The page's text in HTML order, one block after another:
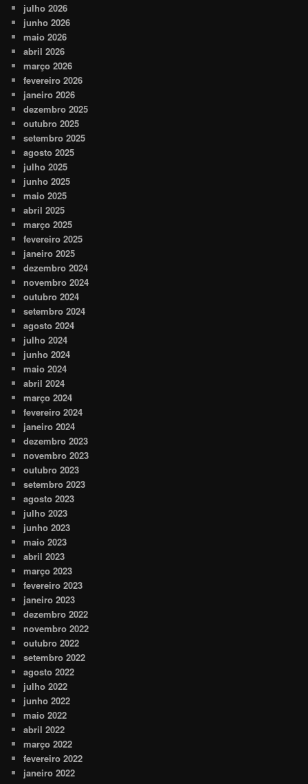
julho 2026
junho 2026
maio 2026
abril 2026
março 2026
fevereiro 2026
janeiro 2026
dezembro 2025
outubro 2025
setembro 2025
agosto 2025
julho 2025
junho 2025
maio 2025
abril 2025
março 2025
fevereiro 2025
janeiro 2025
dezembro 2024
novembro 2024
outubro 2024
setembro 2024
agosto 2024
julho 2024
junho 2024
maio 2024
abril 2024
março 2024
fevereiro 2024
janeiro 2024
dezembro 2023
novembro 2023
outubro 2023
setembro 2023
agosto 2023
julho 2023
junho 2023
maio 2023
abril 2023
março 2023
fevereiro 2023
janeiro 2023
dezembro 2022
novembro 2022
outubro 2022
setembro 2022
agosto 2022
julho 2022
junho 2022
maio 2022
abril 2022
março 2022
fevereiro 2022
janeiro 2022